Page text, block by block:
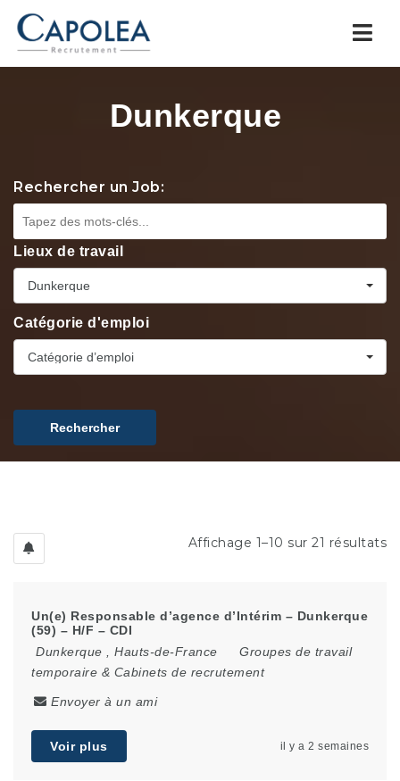
Dunkerque
Rechercher un Job:
Lieux de travail
Dunkerque
Catégorie d'emploi
Catégorie d’emploi
Rechercher
Affichage 1–10 sur 21 résultats
Un(e) Responsable d’agence d’Intérim – Dunkerque
(59) – H/F – CDI
Dunkerque
Hauts-de-France
Groupes de travail
temporaire & Cabinets de recrutement
Envoyer à un ami
Voir plus il y a 2 semaines